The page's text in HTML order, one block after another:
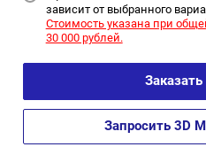
зависит от выбранного
Стоимость указана при
30 000 рублей.
Заказать
Запросить 3D